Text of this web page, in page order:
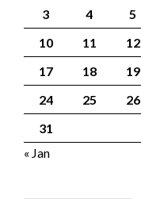
3
4 5
10
11 12
17
18 19
24
25 26
31
« Jan